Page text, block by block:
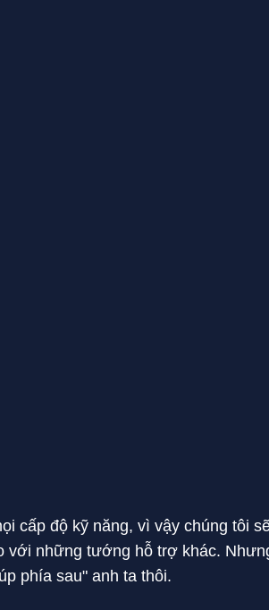
cấp độ kỹ năng, vì vậy chúng tôi
với những tướng hỗ trợ khác.
phía sau" anh ta thôi.